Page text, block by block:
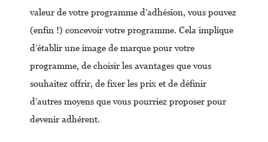
valeur de votre programme d’adhésion, vous pouvez
(enfin !) concevoir votre programme. Cela implique
d’établir une image de marque pour votre
programme, de choisir les avantages que vous
souhaitez offrir, de fixer les prix et de définir
d’autres moyens que vous pourriez proposer pour
devenir adhérent.